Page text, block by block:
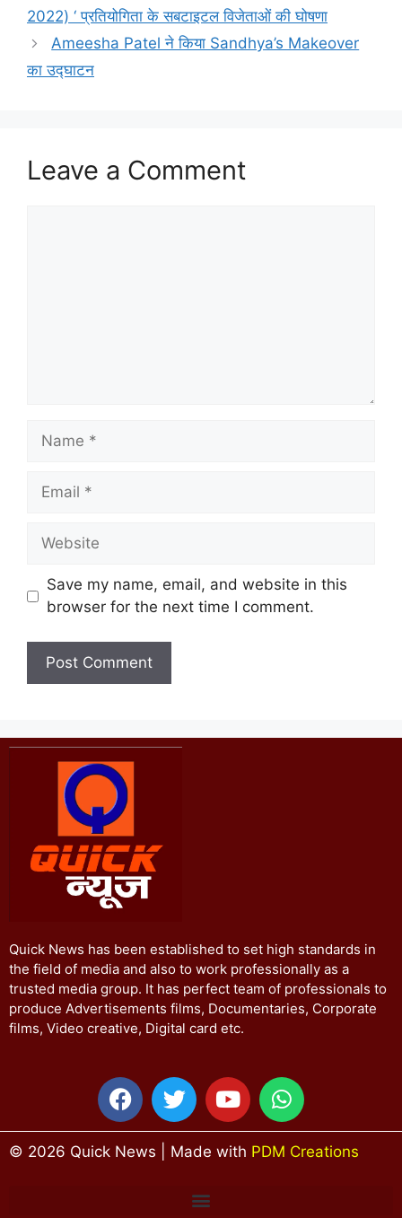
2022) ‘ प्रतियोगिता के सबटाइटल विजेताओं की घोषणा
Ameesha Patel ने किया Sandhya’s Makeover
का उद्घाटन
Leave a Comment
Save my name, email, and website in this
browser for the next time I comment.
Quick News has been established to set high standards in
the field of media and also to work professionally as a
trusted media group. It has perfect team of professionals to
produce Advertisements films, Documentaries, Corporate
films, Video creative, Digital card etc.
© 2026 Quick News | Made with PDM Creations